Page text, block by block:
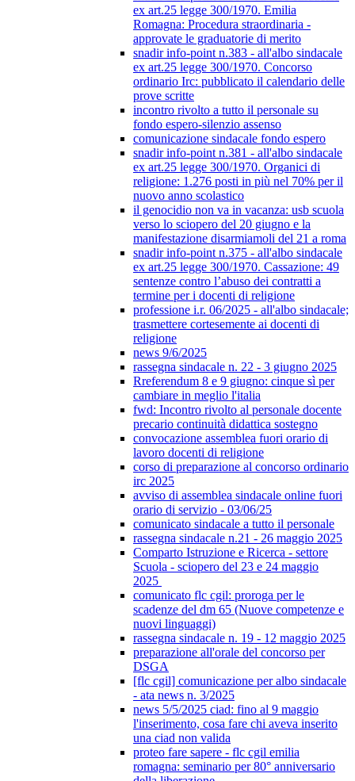
ex art.25 legge 300/1970. Emilia
Romagna: Procedura straordinaria -
approvate le graduatorie di merito
snadir info-point n.383 - all'albo sindacale
ex art.25 legge 300/1970. Concorso
ordinario Irc: pubblicato il calendario delle
prove scritte
incontro rivolto a tutto il personale su
fondo espero-silenzio assenso
comunicazione sindacale fondo espero
snadir info-point n.381 - all'albo sindacale
ex art.25 legge 300/1970. Organici di
religione: 1.276 posti in più nel 70% per il
nuovo anno scolastico
il genocidio non va in vacanza: usb scuola
verso lo sciopero del 20 giugno e la
manifestazione disarmiamoli del 21 a roma
snadir info-point n.375 - all'albo sindacale
ex art.25 legge 300/1970. Cassazione: 49
sentenze contro l’abuso dei contratti a
termine per i docenti di religione
professione i.r. 06/2025 - all'albo sindacale;
trasmettere cortesemente ai docenti di
religione
news 9/6/2025
rassegna sindacale n. 22 - 3 giugno 2025
Rreferendum 8 e 9 giugno: cinque sì per
cambiare in meglio l'italia
fwd: Incontro rivolto al personale docente
precario continuità didattica sostegno
convocazione assemblea fuori orario di
lavoro docenti di religione
corso di preparazione al concorso ordinario
irc 2025
avviso di assemblea sindacale online fuori
orario di servizio - 03/06/25
comunicato sindacale a tutto il personale
rassegna sindacale n.21 - 26 maggio 2025
Comparto Istruzione e Ricerca - settore
Scuola - sciopero del 23 e 24 maggio
2025
comunicato flc cgil: proroga per le
scadenze del dm 65 (Nuove competenze e
nuovi linguaggi)
rassegna sindacale n. 19 - 12 maggio 2025
preparazione all'orale del concorso per
DSGA
[flc cgil] comunicazione per albo sindacale
- ata news n. 3/2025
news 5/5/2025 ciad: fino al 9 maggio
l'inserimento, cosa fare chi aveva inserito
una ciad non valida
proteo fare sapere - flc cgil emilia
romagna: seminario per 80° anniversario